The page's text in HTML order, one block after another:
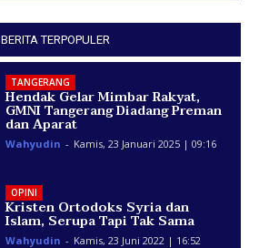
BERITA TERPOPULER
TANGERANG
Hendak Gelar Mimbar Rakyat,
GMNI Tangerang Diadang Preman
dan Aparat
Wahyudin - Kamis, 23 Januari 2025 | 09:16
OPINI
Kristen Ortodoks Syria dan
Islam, Serupa Tapi Tak Sama
Wahyudin - Kamis, 23 Juni 2022 | 16:52